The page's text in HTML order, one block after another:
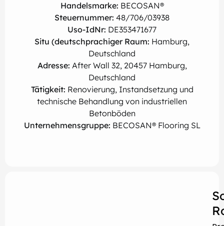
Handelsmarke: BECOSAN®
Steuernummer: 48/706/03938
Uso-IdNr: DE353471677
Situ (deutschprachiger Raum: Hamburg,
Deutschland
Adresse: After Wall 32, 20457 Hamburg,
Deutschland
Tätigkeit: Renovierung, Instandsetzung und
technische Behandlung von industriellen
Betonböden
Unternehmensgruppe: BECOSAN® Flooring SL